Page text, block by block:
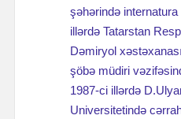
şəhərində
illərdə Tatarstan
Dəmiryol
şöbə müdiri
1987-ci illərdə
Universitetində